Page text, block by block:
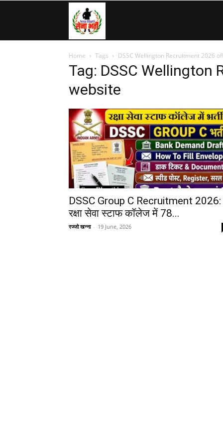
»
Navy,
Airforce,
Police….
Home Tags DSSC Wellington Recruitment 2026
Tag: DSSC
website
DSSC Group C Recruitment 2026:
रक्षा सेवा स्टाफ कॉलेज में 78...
रज्जो खन्ना - 19 June, 2026